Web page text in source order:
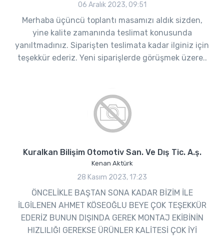
06 Aralık 2023, 09:51
Merhaba üçüncü toplantı masamızı aldık sizden,
yine kalite zamanında teslimat konusunda
yanıltmadınız. Siparişten teslimata kadar ilginiz için
teşekkür ederiz. Yeni siparişlerde görüşmek üzere..
Kuralkan Bilişim Otomotiv San. Ve Dış Tic. A.ş.
Kenan Aktürk
28 Kasım 2023, 17:23
ÖNCELİKLE BAŞTAN SONA KADAR BİZİM İLE
İLGİLENEN AHMET KÖSEOĞLU BEYE ÇOK TEŞEKKÜR
EDERİZ BUNUN DIŞINDA GEREK MONTAJ EKİBİNİN
HIZLILIĞI GEREKSE ÜRÜNLER KALİTESİ ÇOK İYİ